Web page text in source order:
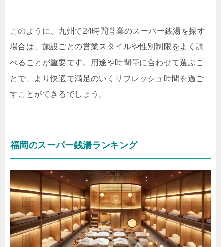
このように、九州で24時間営業のスーパー銭湯を探す
場合は、施設ごとの営業スタイルや性別制限をよく調
べることが重要です。用途や時間帯に合わせて選ぶこ
とで、より快適で満足のいくリフレッシュ時間を過ご
すことができるでしょう。
福岡のスーパー銭湯ランキング